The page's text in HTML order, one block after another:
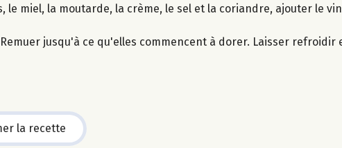
le miel, la moutarde, la crème, le sel et la coriandre, ajouter le
jusqu'à ce qu'elles commencent à dorer. Laisser refroidir
la recette